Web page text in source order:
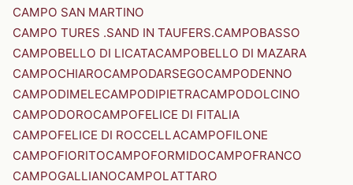
CAMPO SAN MARTINO
CAMPO TURES .SAND IN TAUFERS.CAMPOBASSO
CAMPOBELLO DI LICATACAMPOBELLO DI MAZARA
CAMPOCHIAROCAMPODARSEGOCAMPODENNO
CAMPODIMELECAMPODIPIETRACAMPODOLCINO
CAMPODOROCAMPOFELICE DI FITALIA
CAMPOFELICE DI ROCCELLACAMPOFILONE
CAMPOFIORITOCAMPOFORMIDOCAMPOFRANCO
CAMPOGALLIANOCAMPOLATTARO